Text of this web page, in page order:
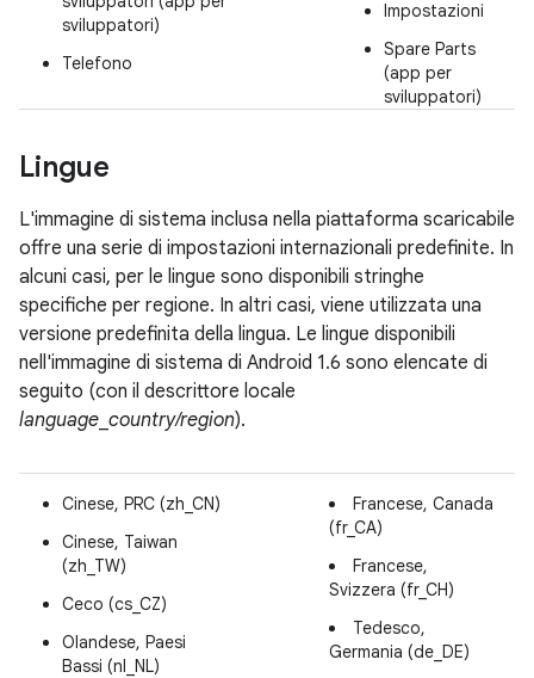
sviluppatori)
Telefono
Impostazioni
Spare Parts
(app per
sviluppatori)
Lingue
L'immagine di sistema inclusa nella piattaforma scaricabile
offre una serie di impostazioni internazionali predefinite. In
alcuni casi, per le lingue sono disponibili stringhe
specifiche per regione. In altri casi, viene utilizzata una
versione predefinita della lingua. Le lingue disponibili
nell'immagine di sistema di Android 1.6 sono elencate di
seguito (con il descrittore locale
language country/region).
Cinese, PRC (zh_CN)
Cinese, Taiwan
(zh_TW)
Ceco (cs_CZ)
Olandese, Paesi
Bassi (nl_NL)
Francese, Canada
(fr_CA)
Francese,
Svizzera (fr_CH)
Tedesco,
Germania (de_DE)